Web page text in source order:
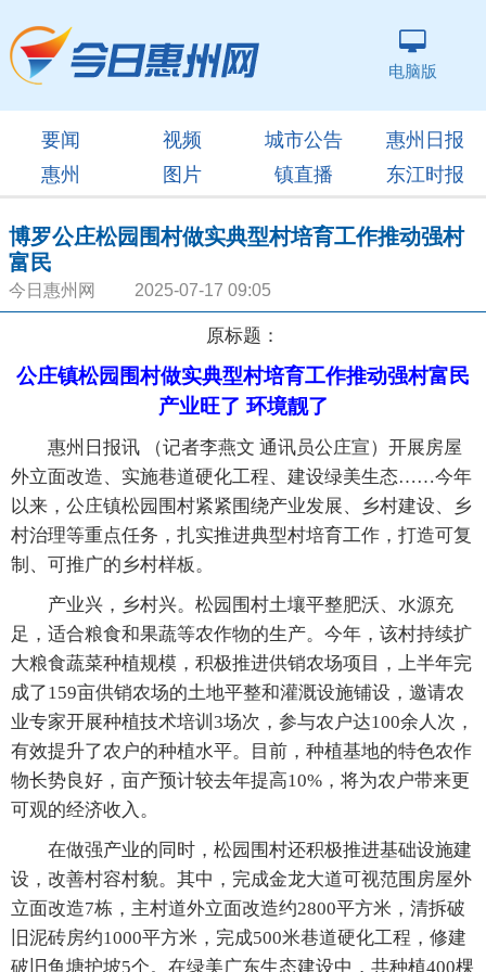
电脑版
要闻 视频 城市公告
惠州日报
惠州
图片 镇直播 东江时报
博罗公庄松园围村做实典型村培育工作推动强村
富民
今日惠州网 2025-07-17 09:05
原标题：
公庄镇松园围村做实典型村培育工作推动强村富民
产业旺了 环境靓了
惠州日报讯 （记者李燕文 通讯员公庄宣）开展房屋
外立面改造、实施巷道硬化工程、建设绿美生态……今年
以来，公庄镇松园围村紧紧围绕产业发展、乡村建设、乡
村治理等重点任务，扎实推进典型村培育工作，打造可复
制、可推广的乡村样板。
产业兴，乡村兴。松园围村土壤平整肥沃、水源充
足，适合粮食和果蔬等农作物的生产。今年，该村持续扩
大粮食蔬菜种植规模，积极推进供销农场项目，上半年完
成了159亩供销农场的土地平整和灌溉设施铺设，邀请农
业专家开展种植技术培训3场次，参与农户达100余人次，
有效提升了农户的种植水平。目前，种植基地的特色农作
物长势良好，亩产预计较去年提高10%，将为农户带来更
可观的经济收入。
在做强产业的同时，松园围村还积极推进基础设施建
设，改善村容村貌。其中，完成金龙大道可视范围房屋外
立面改造7栋，主村道外立面改造约2800平方米，清拆破
旧泥砖房约1000平方米，完成500米巷道硬化工程，修建
破旧鱼塘护坡5个。在绿美广东生态建设中，共种植400棵